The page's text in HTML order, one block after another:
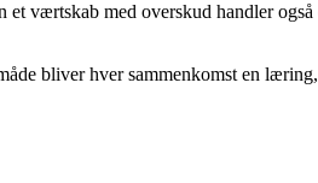
værtskab med overskud handler
bliver hver sammenkomst en